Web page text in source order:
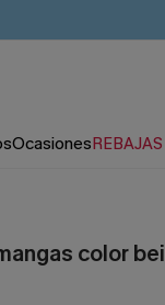
OcasionesREBAJAS
color